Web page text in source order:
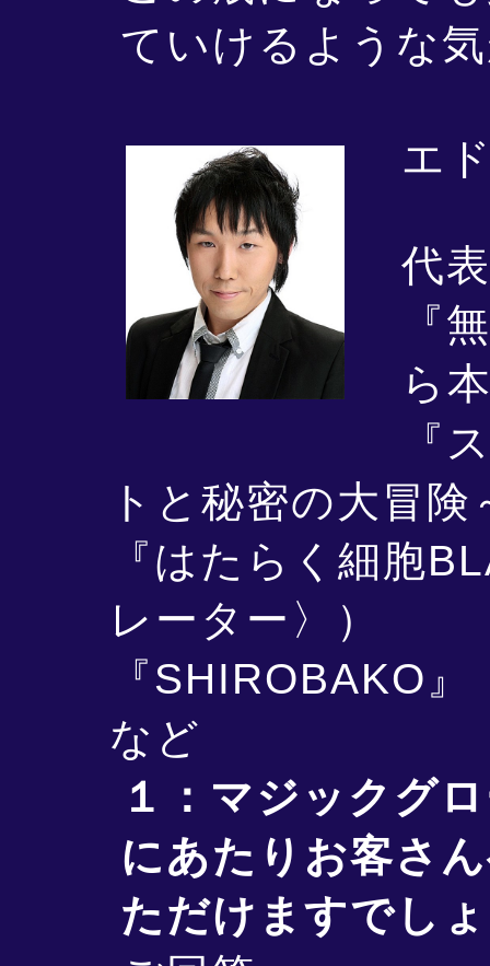
ていけるような
エ
代
『
ら
『
トと秘密の大冒
『はたらく細胞
レーター〉）
『SHIROBAKO
など
１：マジックグ
にあたりお客さ
ただけますでし